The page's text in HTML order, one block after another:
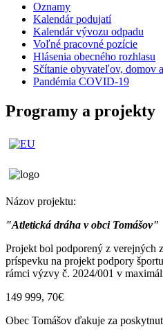
Oznamy
Kalendár podujatí
Kalendár vývozu odpadu
Voľné pracovné pozície
Hlásenia obecného rozhlasu
Sčítanie obyvateľov, domov
Pandémia COVID-19
Programy a projekty
Názov projektu:
"Atletická dráha v obci Tomášov"
Projekt bol podporený z verejných
príspevku na projekt podpory
rámci výzvy č. 2024/001 v
149 999, 70€
Obec Tomášov ďakuje za